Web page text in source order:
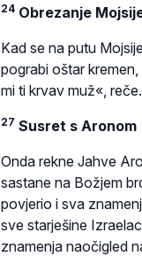
24 Obrezanje
Kad se na putu
pograbi oštar
mi ti krvav muž«,
27 Susret s Aronom
Onda rekne Jahve
sastane na Božjem
povjerio i sva
sve starješine
znamenja naočigled